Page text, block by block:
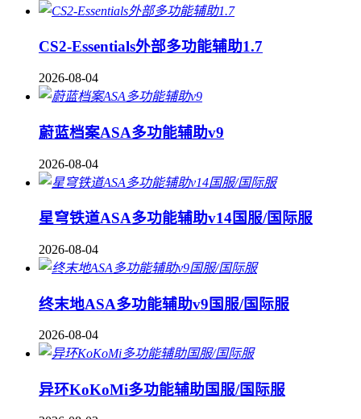
CS2-Essentials外部多功能辅助1.7
2026-08-04
蔚蓝档案ASA多功能辅助v9
2026-08-04
星穹铁道ASA多功能辅助v14国服/国际服
2026-08-04
终末地ASA多功能辅助v9国服/国际服
2026-08-04
异环KoKoMi多功能辅助国服/国际服